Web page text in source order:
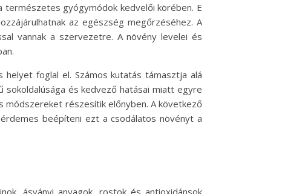
gyógymódok kedvelői körében. E
az egészség megőrzéséhez. A
vannak a szervezetre. A növény levelei és
foglal el. Számos kutatás támasztja alá
és kedvező hatásai miatt egyre
részesítik előnyben. A következő
beépíteni ezt a csodálatos növényt a
ásványi anyagok, rostok és antioxidánsok